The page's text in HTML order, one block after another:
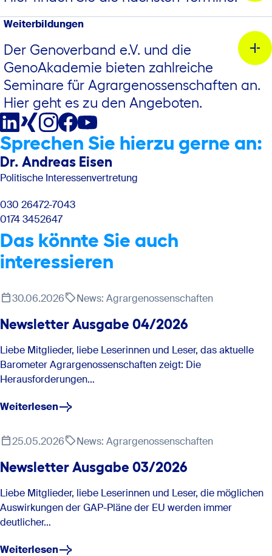
berliner_erklaerung_zur_gap_2026.pdf
685,3 kB
„Zukunft geht nur genossenschaftlich“ – Politik trifft
Praxis in Thüringen setzt klare Leitplanken für den
ländlichen Raum
Steffi Höhle
Steuerberaterin
+49 351 7966202927
steffi.hoehle@genoverband.de
Barbara Siwirska
Team-Koordinatorin
Personal
0385 3433-2179
Bildbeschreibung (v.l.n.r.): Diana Schade (DZ Bank) │ Mark Hildebrand
(Volksbank Börde Bernburg eG) │ Isabel Sophie Knittelfelder (AWADO) │
Ulli Mutke (Agrargenossenschaft Baalberge eG) │ Madlen Körner
www.ceresaward.de/jetzt-bewerben
12.03. - 13.03.2026 - Berliner Milchforum
Sitzung des Fachrates der Fachvereinigung
Agrargenossenschaften
18.03.2026
09.04. - 12.04.2026 - Landwirtschaftsausstellung "agra"
17.06.2026 – Raiffeisentag
10.11. - 13.11.2026 - EuroTier
Weiterbildungen
Der Genoverband e.V. und die
GenoAkademie bieten zahlreiche
Seminare für Agrargenossenschaften an.
Hier geht es zu den Angeboten.
GENOSSENSCHAFT 4.0
Produktpalette
Web-Training & Präsenzvorbereitung: Pflanzenschutz-
Sachkundenachweis für Abgeber und Anwender nach § 9
PflSchG : GenoAkademie
Sprechen Sie hierzu gerne an:
Dr. Andreas Eisen
Politische Interessenvertretung
030 26472-7043
0174 3452647
Das könnte Sie auch
interessieren
30.06.2026 News: Agrargenossenschaften
Newsletter Ausgabe 04/2026
Liebe Mitglieder, liebe Leserinnen und Leser, das aktuelle
Barometer Agrargenossenschaften zeigt: Die
Herausforderungen…
Weiterlesen
25.05.2026 News: Agrargenossenschaften
Newsletter Ausgabe 03/2026
Liebe Mitglieder, liebe Leserinnen und Leser, die möglichen
Auswirkungen der GAP-Pläne der EU werden immer
deutlicher…
Weiterlesen